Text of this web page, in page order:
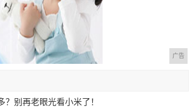
广告
？别再老眼光看小米了！